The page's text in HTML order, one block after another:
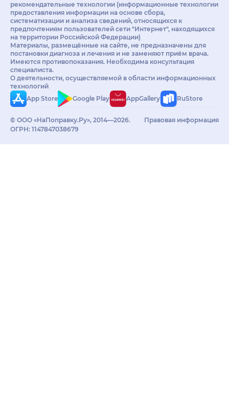
рекомендательные технологии (информационные технологии
предоставления информации на основе сбора,
систематизации и анализа сведений, относящихся к
предпочтениям пользователей сети "Интернет", находящихся
на территории Российской Федерации)
Материалы, размещённые на сайте, не предназначены для
постановки диагноза и лечения и не заменяют приём врача.
Имеются противопоказания. Необходима консультация
специалиста.
О деятельности, осуществляемой в области информационных
технологий
App Store
Google Play AppGallery RuStore
© ООО «НаПоправку.Ру», 2014—2026.
ОГРН: 1147847038679
Правовая информация